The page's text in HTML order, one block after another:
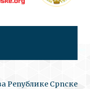
Републике Српске